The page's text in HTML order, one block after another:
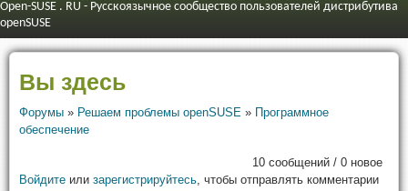
Open-SUSE . RU - Русскоязычное сообщество пользователей дистрибутива
openSUSE
Вы здесь
Форумы » Решаем проблемы openSUSE » Программное
обеспечение
10 сообщений / 0 новое
Войдите или зарегистрируйтесь, чтобы отправлять комментарии